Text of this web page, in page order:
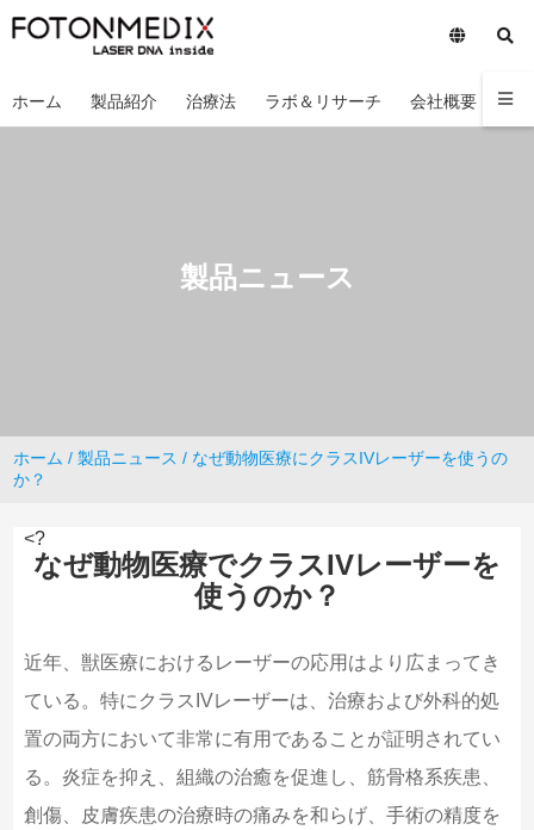
ホーム 製品紹介 治療法 ラボ＆リサーチ 会社概要 お
製品ニュース
ホーム /製品ニュース / なぜ動物医療にクラスIVレーザーを使うの
か？
<?
なぜ動物医療でクラスIVレーザーを
使うのか？
近年、獣医療におけるレーザーの応用はより広まってき
ている。特にクラスIVレーザーは、治療および外科的処
置の両方において非常に有用であることが証明されてい
る。炎症を抑え、組織の治癒を促進し、筋骨格系疾患、
創傷、皮膚疾患の治療時の痛みを和らげ、手術の精度を